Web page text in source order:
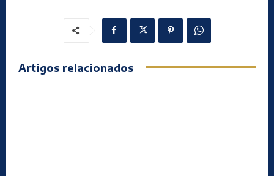
Artigos relacionados